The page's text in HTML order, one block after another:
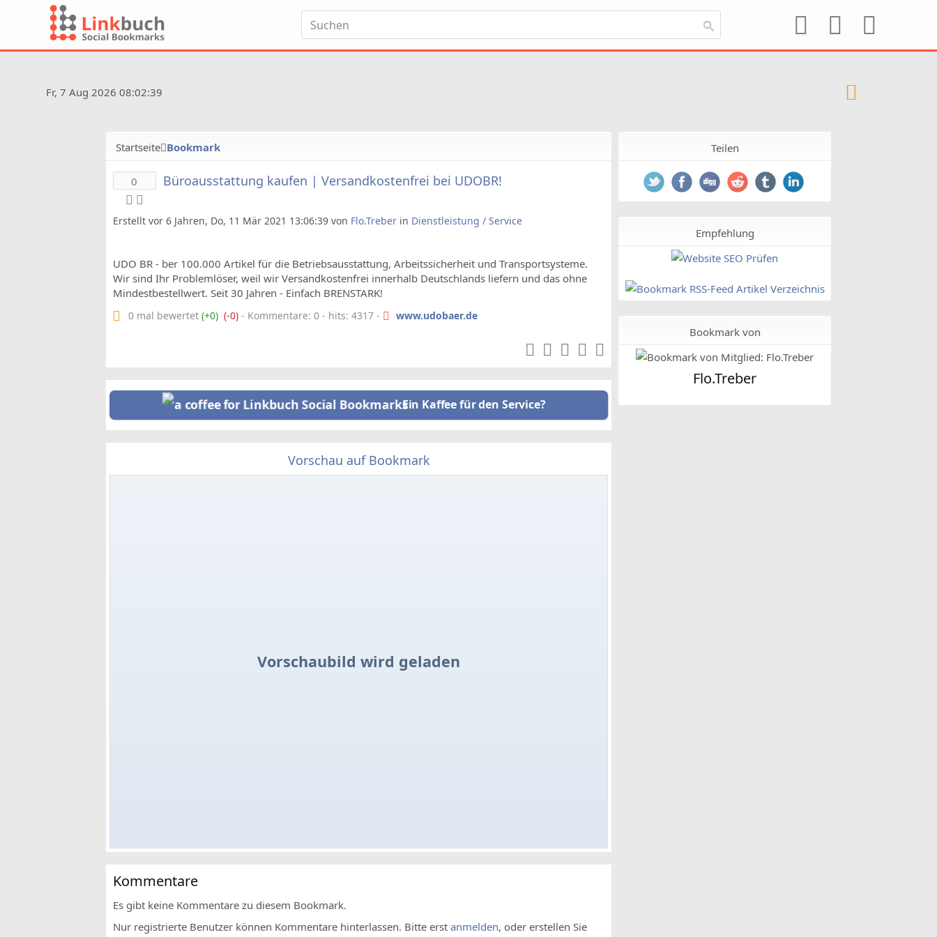
Fr, 7 Aug 2026 08:02:39
Startseite Bookmark
0 Büroausstattung kaufen | Versandkostenfrei bei UDOBR!
Erstellt vor 6 Jahren, Do, 11 Mär 2021 13:06:39 von Flo.Treber in Dienstleistung / Service
UDO BR - ber 100.000 Artikel für die Betriebsausstattung, Arbeitssicherheit und Transportsysteme.
Wir sind Ihr Problemlöser, weil wir Versandkostenfrei innerhalb Deutschlands liefern und das ohne
Mindestbestellwert. Seit 30 Jahren - Einfach BRENSTARK!
0 mal bewertet (+0) (-0) - Kommentare: 0 - hits: 4317 - www.udobaer.de
Ein Kaffee für den Service?
Vorschau auf Bookmark
Vorschaubild wird geladen
Kommentare
Es gibt keine Kommentare zu diesem Bookmark.
Nur registrierte Benutzer können Kommentare hinterlassen. Bitte erst anmelden, oder erstellen Sie
Teilen
Empfehlung
Bookmark von
Flo.Treber